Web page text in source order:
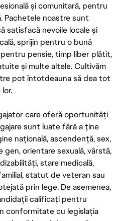
și comunitară, pentru
Pachetele noastre sunt
satisfacă nevoile locale și
sprijin pentru o bună
pensie, timp liber plătit,
și multe altele. Cultivăm
pot întotdeauna să dea tot
care oferă oportunități
sunt luate fără a ține
națională, ascendență, sex,
orientare sexuală, vârstă,
stare medicală,
statut de veteran sau
prin lege. De asemenea,
calificați pentru
conformitate cu legislația